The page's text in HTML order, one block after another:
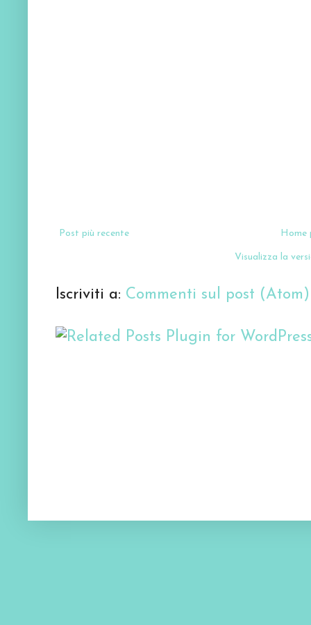
Post più recente Home
Visualizza la
Iscriviti a: Commenti sul post (Atom)